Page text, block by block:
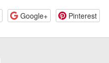
Google+ Pinterest